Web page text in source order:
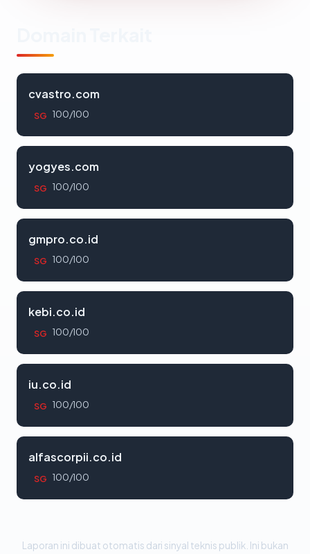
cvastro.com
SG 100/100
yogyes.com
SG 100/100
gmpro.co.id
SG 100/100
kebi.co.id
SG 100/100
iu.co.id
SG 100/100
alfascorpii.co.id
SG 100/100
Laporan ini dibuat otomatis dari sinyal teknis publik. Ini bukan